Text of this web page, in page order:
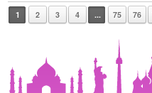
1 2 3 4 ... 75 76